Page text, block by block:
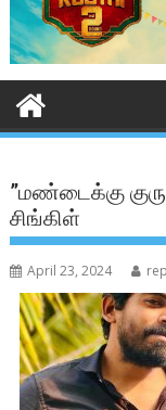
”மண்டைக்கு
சிங்கிள்
April 23, 2024